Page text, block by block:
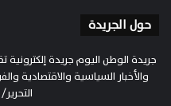
حول الجريدة
جريدة الوطن اليوم جريدة إلكترونية
والأخبار السياسية والاقتصادية